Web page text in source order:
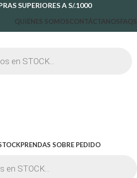
SUPERIORES A S/.1000
QUIÉNES SOMOSCONTÁCTANOSFAQS
PRENDAS SOBRE PEDIDO